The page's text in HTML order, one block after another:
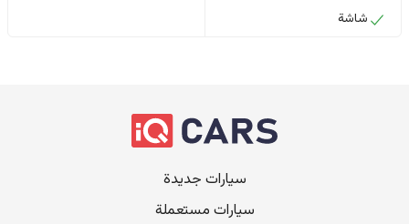
شاشة
سيارات جديدة
سيارات مستعملة